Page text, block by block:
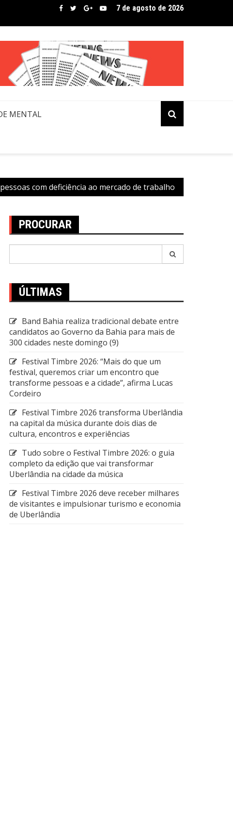
Nobre assina lista de convidados em festival que revela novos
7 de agosto de 2026
MENTAL
com deficiência ao mercado de trabalho
PROCURAR
ÚLTIMAS
Band Bahia realiza tradicional debate entre
candidatos ao Governo da Bahia para mais de
300 cidades neste domingo (9)
Festival Timbre 2026: “Mais do que um
festival, queremos criar um encontro que
transforme pessoas e a cidade”, afirma Lucas
Cordeiro
Festival Timbre 2026 transforma Uberlândia
na capital da música durante dois dias de
cultura, encontros e experiências
Tudo sobre o Festival Timbre 2026: o guia
completo da edição que vai transformar
Uberlândia na cidade da música
Festival Timbre 2026 deve receber milhares
de visitantes e impulsionar turismo e economia
de Uberlândia